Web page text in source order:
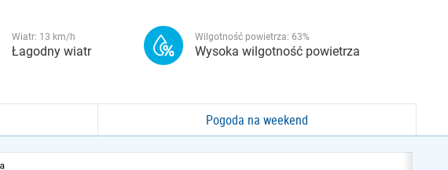
Wiatr: 13 km/h
Łagodny wiatr
Wilgotność powietrza: 63%
Wysoka wilgotność powietrza
Pogoda na weekend